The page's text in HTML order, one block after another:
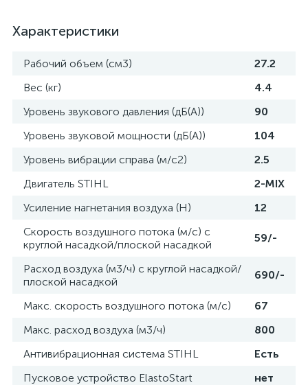
Характеристики
Рабочий объем (см3)
27.2
Вес (кг)
4.4
Уровень звукового давления (дБ(А))
90
Уровень звуковой мощности (дБ(А))
104
Уровень вибрации справа (м/с2)
2.5
Двигатель STIHL
2-MIX
Усиление нагнетания воздуха (Н)
12
Скорость воздушного потока (м/c) с
круглой насадкой/плоской насадкой
59/-
Расход воздуха (м3/ч) с круглой насадкой/
плоской насадкой
690/-
Макс. скорость воздушного потока (м/с)
67
Макс. расход воздуха (м3/ч)
800
Антивибрационная система STIHL
Есть
Пусковое устройство ElastoStart
нет